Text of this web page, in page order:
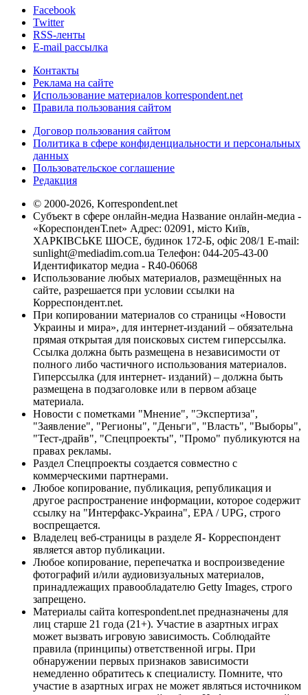
Facebook
Twitter
RSS-ленты
E-mail рассылка
Контакты
Реклама на сайте
Использование материалов korrespondent.net
Правила пользования сайтом
Договор пользования сайтом
Политика в сфере конфиденциальности и персональных
данных
Пользовательское соглашение
Редакция
© 2000-2026, Korrespondent.net
Субъект в сфере онлайн-медиа Название онлайн-медиа -
«КореспонденТ.net» Адрес: 02091, місто Київ,
ХАРКІВСЬКЕ ШОСЕ, будинок 172-Б, офіс 208/1 E-mail:
sunlight@mediadim.com.ua Телефон: 044-205-43-00
Идентификатор медиа - R40-06068
Использование любых материалов, размещённых на
сайте, разрешается при условии ссылки на
Корреспондент.net.
При копировании материалов со страницы «Новости
Украины и мира», для интернет-изданий – обязательна
прямая открытая для поисковых систем гиперссылка.
Ссылка должна быть размещена в независимости от
полного либо частичного использования материалов.
Гиперссылка (для интернет- изданий) – должна быть
размещена в подзаголовке или в первом абзаце
материала.
Новости с пометками "Мнение", "Экспертиза",
"Заявление", "Регионы", "Деньги", "Власть", "Выборы",
"Тест-драйв", "Спецпроекты", "Промо" публикуются на
правах рекламы.
Раздел Спецпроекты создается совместно с
коммерческими партнерами.
Любое копирование, публикация, републикация и
другое распространение информации, которое содержит
ссылку на "Интерфакс-Украина", EPA / UPG, строго
воспрещается.
Владелец веб-страницы в разделе Я- Корреспондент
является автор публикации.
Любое копирование, перепечатка и воспроизведение
фотографий и/или аудиовизуальных материалов,
принадлежащих правообладателю Getty Images, строго
запрещено.
Материалы сайта korrespondent.net предназначены для
лиц старше 21 года (21+). Участие в азартных играх
может вызвать игровую зависимость. Соблюдайте
правила (принципы) ответственной игры. При
обнаружении первых признаков зависимости
немедленно обратитесь к специалисту. Помните, что
участие в азартных играх не может являться источником